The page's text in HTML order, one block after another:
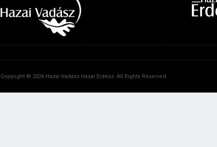
Copyright © 2026 Hazai Vadász Hazai Erdész. All Rights Reserved.